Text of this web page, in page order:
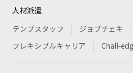
人材派遣
テンプスタッフ
ジョブチェキ
フレキシブルキャリア
Chall-